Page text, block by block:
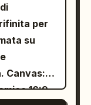
per
su
16:9,